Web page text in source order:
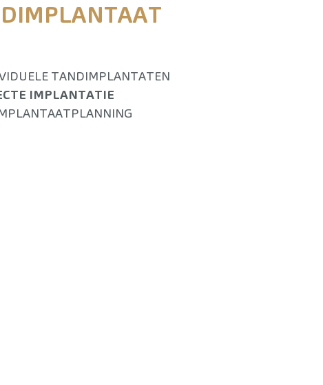
TANDIMPLANTATEN
IMPLANTATIE